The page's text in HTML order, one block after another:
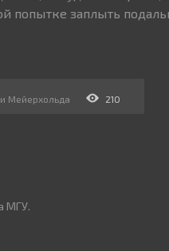
попытке заплыть
Мейерхольда 210
МГУ.